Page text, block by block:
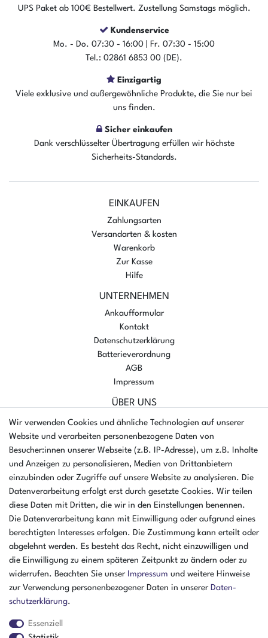
UPS Paket ab 100€ Bestellwert. Zustellung Samstags möglich.
Kundenservice
Mo. - Do. 07:30 - 16:00 | Fr. 07:30 - 15:00
Tel.: 02861 6853 00 (DE).
Einzigartig
Viele exklusive und außergewöhnliche Produkte, die Sie nur bei
uns finden.
Sicher einkaufen
Dank verschlüsselter Übertragung erfüllen wir höchste
Sicherheits-Standards.
EINKAUFEN
Zahlungsarten
Versandarten & kosten
Warenkorb
Zur Kasse
Hilfe
UNTERNEHMEN
Ankaufformular
Kontakt
Datenschutzerklärung
Batterieverordnung
AGB
Impressum
ÜBER UNS
AMIKON GMBH
Einsteinstr. 8a
46325 Borken
Deutschland
Öffnungszeiten Montag - Donnerstag
07:30 - 16:00 Uhr
Öffnungszeiten Freitag
07:30 - 15:00 Uhr
ZAHLUNGSARTEN
Wir verwenden Cookies und ähnliche Technologien auf unserer
Website und verarbeiten personenbezogene Daten von
Besucher:innen unserer Webseite (z.B. IP-Adresse), um z.B. Inhalte
und Anzeigen zu personalisieren, Medien von Drittanbietern
einzubinden oder Zugriffe auf unsere Website zu analysieren. Die
Datenverarbeitung erfolgt erst durch gesetzte Cookies. Wir teilen
diese Daten mit Dritten, die wir in den Einstellungen benennen.
Die Datenverarbeitung kann mit Einwilligung oder aufgrund eines
berechtigten Interesses erfolgen. Die Zustimmung kann erteilt oder
abgelehnt werden. Es besteht das Recht, nicht einzuwilligen und
die Einwilligung zu einem späteren Zeitpunkt zu ändern oder zu
widerrufen. Beachten Sie unser Impressum und weitere Hinweise
zur Verwendung personenbezogener Daten in unserer Daten­
schutz­erklärung.
Essenziell